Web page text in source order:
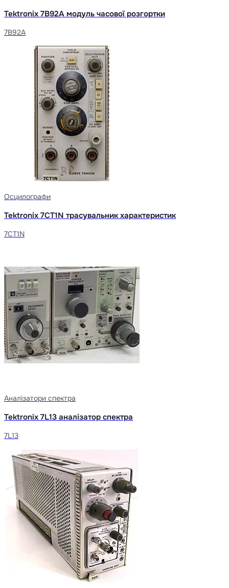
Tektronix 7B92A модуль часової розгортки
7B92A
Осцилографи
Tektronix 7CT1N трасувальник характеристик
7CT1N
Аналізатори спектра
Tektronix 7L13 аналізатор спектра
7L13